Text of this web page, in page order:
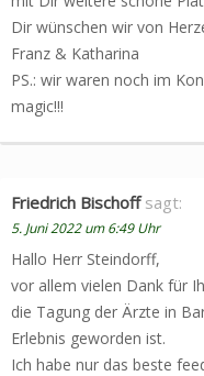
Dir wünschen wir von
Franz & Katharina
PS.: wir waren noch im
magic!!!
Friedrich Bischoff sagt:
5. Juni 2022 um 6:49 Uhr
Hallo Herr Steindorff,
vor allem vielen Dank für
die Tagung der Ärzte in
Erlebnis geworden ist.
Ich habe nur das beste